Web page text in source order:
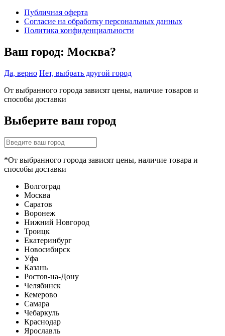
Публичная оферта
Согласие на обработку персональных данных
Политика конфиденциальности
Ваш город: Москва?
Да, верно Нет, выбрать другой город
От выбранного города зависят цены, наличие товаров и
способы доставки
Выберите ваш город
*От выбранного города зависят цены, наличие товара и
способы доставки
Волгоград
Москва
Саратов
Воронеж
Нижний Новгород
Троицк
Екатеринбург
Новосибирск
Уфа
Казань
Ростов-на-Дону
Челябинск
Кемерово
Самара
Чебаркуль
Краснодар
Ярославль